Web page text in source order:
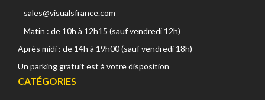
sales@visualsfrance.com
Matin : de 10h à 12h15 (sauf vendredi 12h)
Après midi : de 14h à 19h00 (sauf vendredi 18h)
Un parking gratuit est à votre disposition
CATÉGORIES